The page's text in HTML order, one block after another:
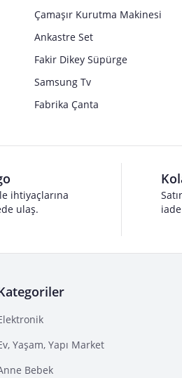
Çamaşır Kurutma Makinesi
Ankastre Set
Fakir Dikey Süpürge
Samsung Tv
Fabrika Çanta
ihtiyaçlarına
ulaş.
Yaşam, Yapı Market
Bebek